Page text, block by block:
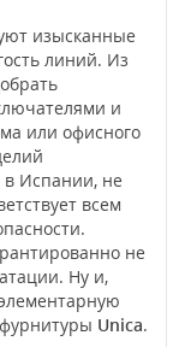
изысканные
линий. Из
и
или офисного
в Испании, не
всем
не
Ну и,
Unica.